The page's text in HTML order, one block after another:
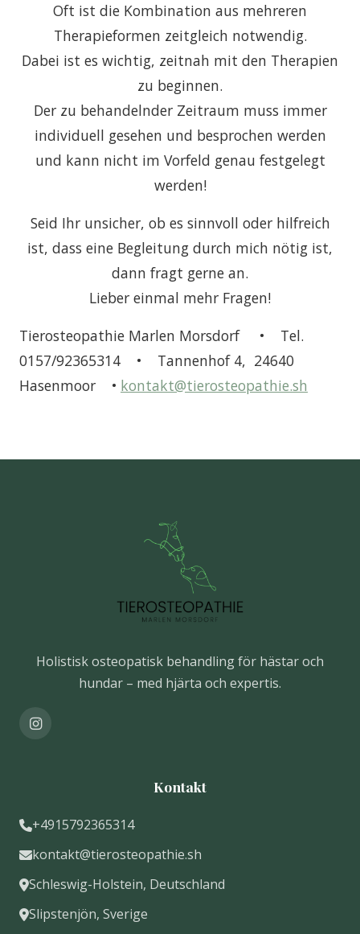
Oft ist die Kombination aus mehreren
Therapieformen zeitgleich notwendig.
Dabei ist es wichtig, zeitnah mit den Therapien
zu beginnen.
Der zu behandelnder Zeitraum muss immer
individuell gesehen und besprochen werden
und kann nicht im Vorfeld genau festgelegt
werden!
Seid Ihr unsicher, ob es sinnvoll oder hilfreich
ist, dass eine Begleitung durch mich nötig ist,
dann fragt gerne an.
Lieber einmal mehr Fragen!
Tierosteopathie Marlen Morsdorf • Tel.
0157/92365314 • Tannenhof 4, 24640
Hasenmoor • kontakt@tierosteopathie.sh
Holistisk osteopatisk behandling för hästar och
hundar – med hjärta och expertis.
Kontakt
+4915792365314
kontakt@tierosteopathie.sh
Schleswig-Holstein, Deutschland
Slipstenjön, Sverige